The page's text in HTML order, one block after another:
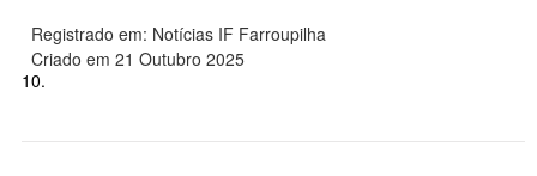
Registrado em: Notícias IF Farroupilha
Criado em 21 Outubro 2025
10.